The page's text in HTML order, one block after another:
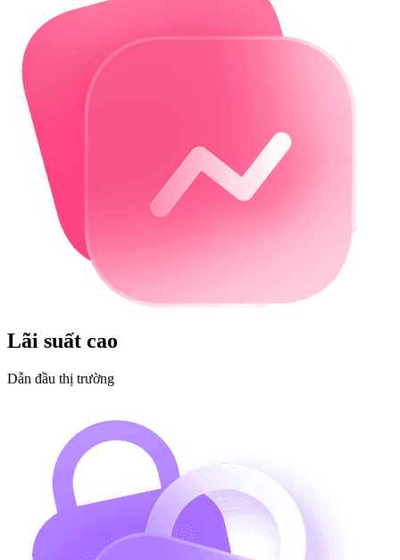
Lãi suất cao
Dẫn đầu thị trường